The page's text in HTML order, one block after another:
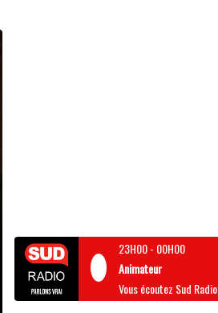
23H00- 00H00
Animateur
Vous écoutez Sud Radio